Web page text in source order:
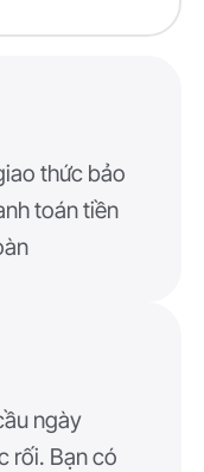
thức bảo
toán tiền
ngày
rối. Bạn có